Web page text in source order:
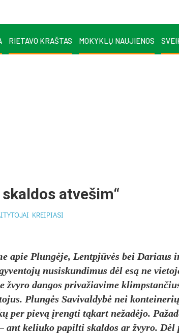
RIETAVO KRAŠTAS MOKYKLŲ NAUJIENOS
atvešim“
KREIPIASI
apie Plungė­je, Lentpjūvės bei Da­riaus
nu­si­skun­di­mus dėl esą ne
žvy­ro dan­gos pri­va­žia­vi­me
Plungės Sa­vi­val­dybė nei
per pievą įreng­ti tąkart ne­žadė­jo.
ant ke­liu­ko pa­pil­ti skal­dos ar žvy­ro.